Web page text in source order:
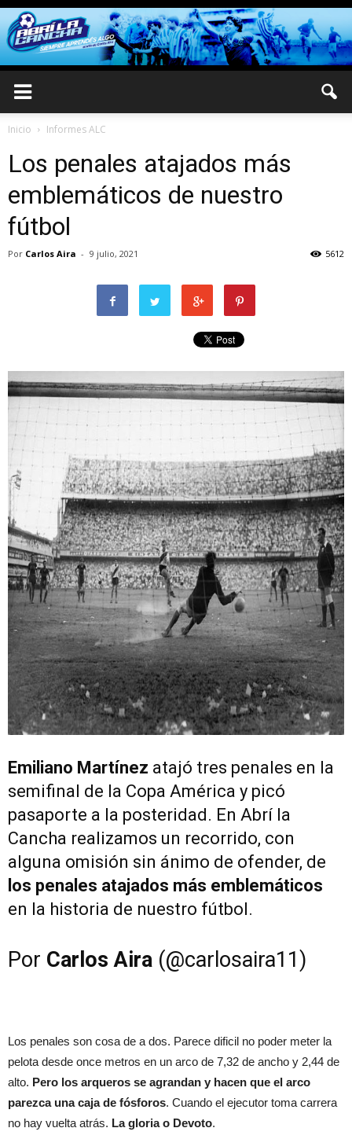
Inicio Informes ALC
Los penales atajados más
emblemáticos de nuestro
fútbol
Por Carlos Aira - 9 julio, 2021 5612
Emiliano Martínez atajó tres penales en la
semifinal de la Copa América y picó
pasaporte a la posteridad. En Abrí la
Cancha realizamos un recorrido, con
alguna omisión sin ánimo de ofender, de
los penales atajados más emblemáticos
en la historia de nuestro fútbol.
Por Carlos Aira (@carlosaira11)
Los penales son cosa de a dos. Parece dificil no poder meter la
pelota desde once metros en un arco de 7,32 de ancho y 2,44 de
alto. Pero los arqueros se agrandan y hacen que el arco
parezca una caja de fósforos. Cuando el ejecutor toma carrera
no hay vuelta atrás. La gloria o Devoto.